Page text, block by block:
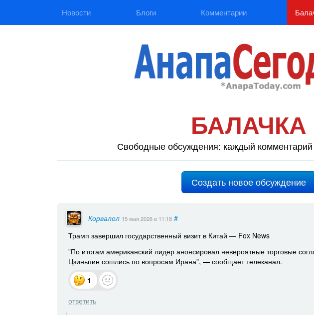
Новости Блоги Комментарии
БАЛАЧКА
Свободные обсуждения: каждый комментарий
Создать новое обсуждение
Корвалол 15 мая 2026 в 11:18 #
Трамп завершил государственный визит в Китай — Fox News
"По итогам американский лидер анонсировал невероятные торговые
Цзиньпин сошлись по вопросам Ирана", — сообщает телеканал.
1
ответить